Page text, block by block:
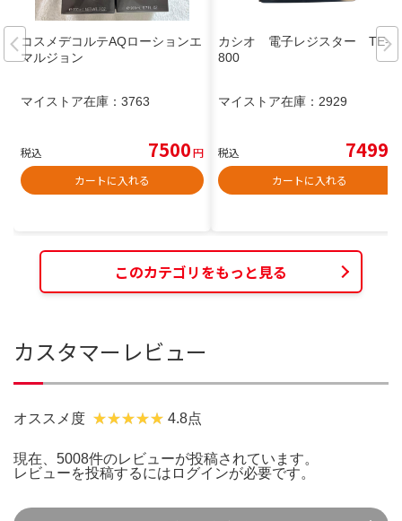
コスメデコルテAQローションエ
マルジョン
マイストア在庫： 3763
税込 7500円
カートに入れる
カシオ 電子レジスター TE-2
800
マイストア在庫： 2929
税込 7499
カートに入れる
このカテゴリをもっと見る
カスタマーレビュー
オススメ度 4.8点
現在、5008件のレビューが投稿されています。
レビューを投稿するには ログインが必要です。